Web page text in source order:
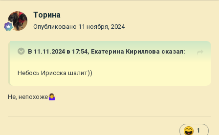
Торина
Опубликовано 11 ноября, 2024
В 11.11.2024 в 17:54, Екатерина Кириллова сказал:
Небось Ирисска шалит))
Не, непохоже🤷‍♀️
1